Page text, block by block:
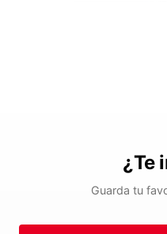
¿Te
Guarda tu